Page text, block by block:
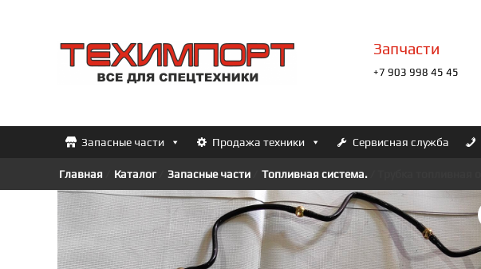
содержимомуТЕХИМПОРТ
Всё
Запчасти
+7 903 998 45 45
Запасные части Продажа техники Сервисная служба
Главная Каталог/ Запасные части Топливная система.